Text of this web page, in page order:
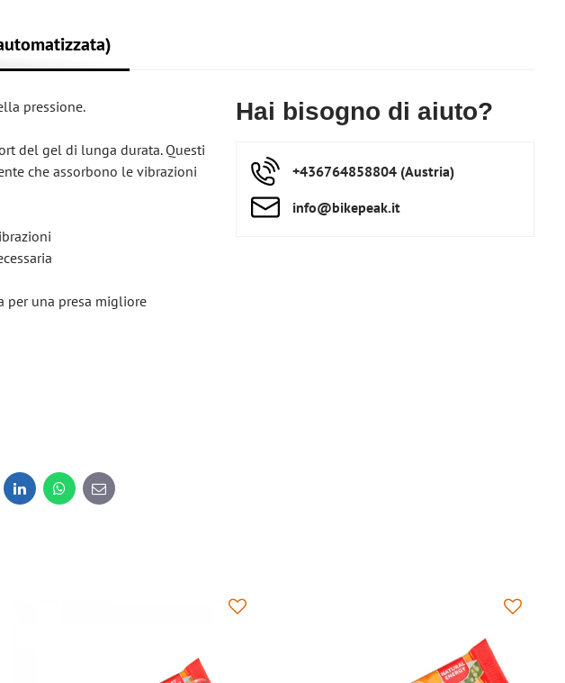
pressione.
del gel di lunga durata. Questi
che assorbono le vibrazioni
per una presa migliore
Hai bisogno di aiuto?
+436764858804 (Austria)
info​@bikepeak​.it
LinkedInWhatsApp
E-
mail